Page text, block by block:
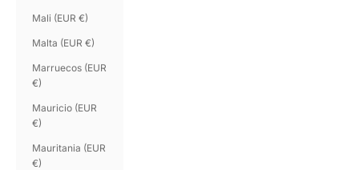
Mali (EUR €)
Malta (EUR €)
Marruecos (EUR
€)
Mauricio (EUR
€)
Mauritania (EUR
€)